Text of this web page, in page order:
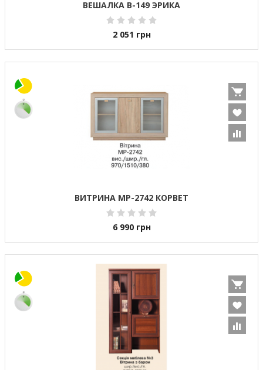
ВЕШАЛКА В-149 ЭРИКА
2 051 грн
ВИТРИНА МР-2742 КОРВЕТ
6 990 грн